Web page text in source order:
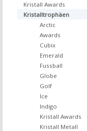
Kristall Awards
Kristalltrophäen
Arctic
Awards
Cubix
Emerald
Fussball
Globe
Golf
Ice
Indigo
Kristall Awards
Kristall Metall